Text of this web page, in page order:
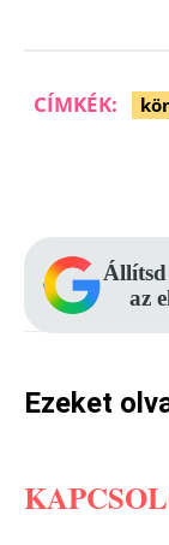
CÍMKÉK:
az
Ezeket